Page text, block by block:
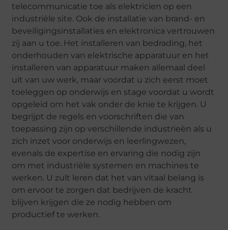
telecommunicatie toe als elektricien op een
industriële site. Ook de installatie van brand- en
beveiligingsinstallaties en elektronica vertrouwen
zij aan u toe. Het installeren van bedrading, het
onderhouden van elektrische apparatuur en het
installeren van apparatuur maken allemaal deel
uit van uw werk, maar voordat u zich eerst moet
toeleggen op onderwijs en stage voordat u wordt
opgeleid om het vak onder de knie te krijgen. U
begrijpt de regels en voorschriften die van
toepassing zijn op verschillende industrieën als u
zich inzet voor onderwijs en leerlingwezen,
evenals de expertise en ervaring die nodig zijn
om met industriële systemen en machines te
werken. U zult leren dat het van vitaal belang is
om ervoor te zorgen dat bedrijven de kracht
blijven krijgen die ze nodig hebben om
productief te werken.